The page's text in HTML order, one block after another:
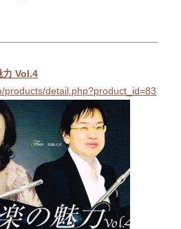
力 Vol.4
products/detail.php?product_id=83